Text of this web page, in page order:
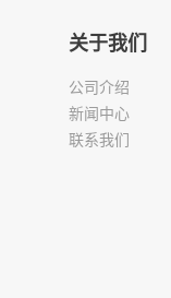
关于我们
公司介绍
新闻中心
联系我们